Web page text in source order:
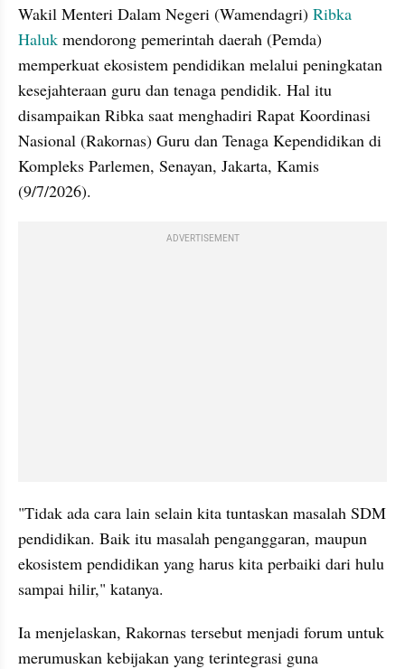
Wakil Menteri Dalam Negeri (Wamendagri) Ribka
Haluk mendorong pemerintah daerah (Pemda)
memperkuat ekosistem pendidikan melalui peningkatan
kesejahteraan guru dan tenaga pendidik. Hal itu
disampaikan Ribka saat menghadiri Rapat Koordinasi
Nasional (Rakornas) Guru dan Tenaga Kependidikan di
Kompleks Parlemen, Senayan, Jakarta, Kamis
(9/7/2026).
ADVERTISEMENT
"Tidak ada cara lain selain kita tuntaskan masalah SDM
pendidikan. Baik itu masalah penganggaran, maupun
ekosistem pendidikan yang harus kita perbaiki dari hulu
sampai hilir," katanya.
Ia menjelaskan, Rakornas tersebut menjadi forum untuk
merumuskan kebijakan yang terintegrasi guna